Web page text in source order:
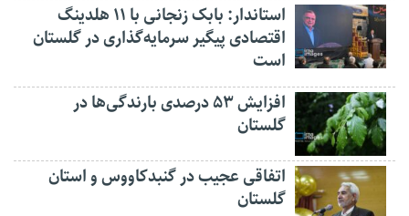
استاندار: بابک زنجانی با ۱۱ هلدینگ
اقتصادی پیگیر سرمایه‌گذاری در گلستان
است
افزایش ۵۳ درصدی بارندگی‌ها در
گلستان
اتفاقی عجیب در‌ گنبدکاووس و استان
گلستان